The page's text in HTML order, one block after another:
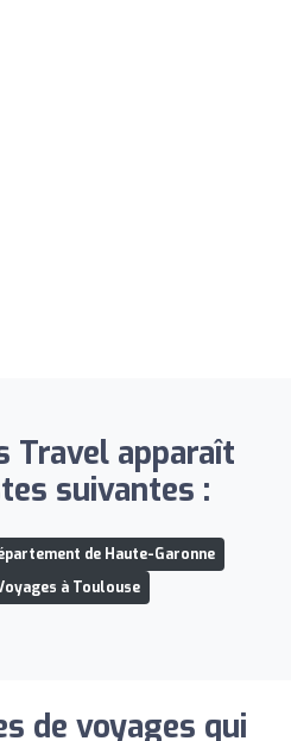
Travel apparaît
suivantes :
de Haute-Garonne
à Toulouse
de voyages qui